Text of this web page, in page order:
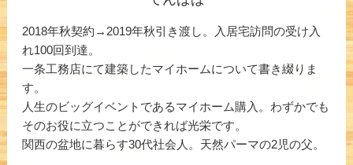
2018年秋契約→2019年秋引き渡し。入居宅訪問の受け入
れ100回到達。
一条工務店にて建築したマイホームについて書き綴りま
す。
人生のビッグイベントであるマイホーム購入。わずかでも
そのお役に立つことができれば光栄です。
関西の盆地に暮らす30代社会人。天然パーマの2児の父。